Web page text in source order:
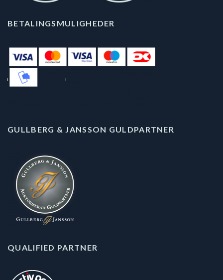
BETALINGSMULIGHEDER
GULLBERG & JANSSON GULDPARTNER
QUALIFIED PARTNER